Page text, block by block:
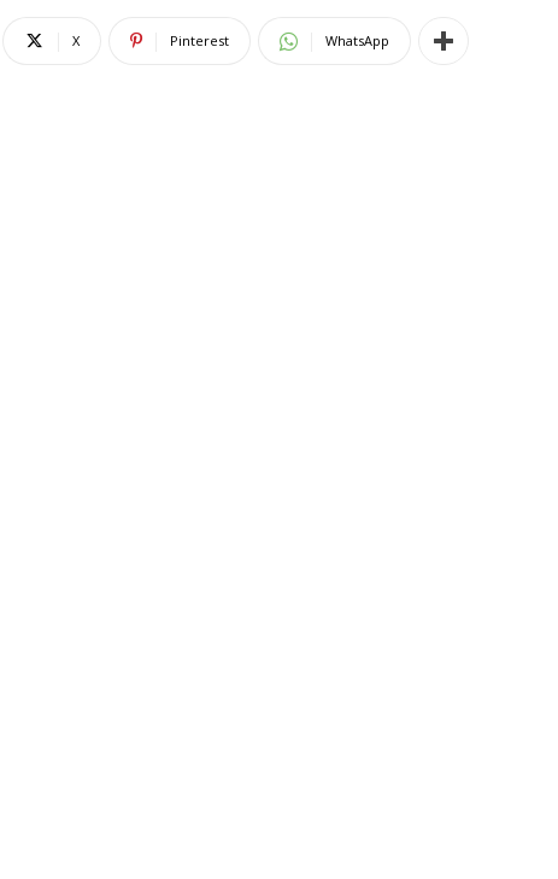
X Pinterest WhatsApp